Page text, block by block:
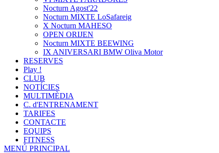
Nocturn Agost'22
Nocturn MIXTE LoSafareig
X Nocturn MAHESO
OPEN ORIJEN
Nocturn MIXTE BEEWING
IX ANIVERSARI BMW Oliva Motor
RESERVES
Play !
CLUB
NOTÍCIES
MULTIMÈDIA
C. d'ENTRENAMENT
TARIFES
CONTACTE
EQUIPS
FITNESS
MENÚ PRINCIPAL